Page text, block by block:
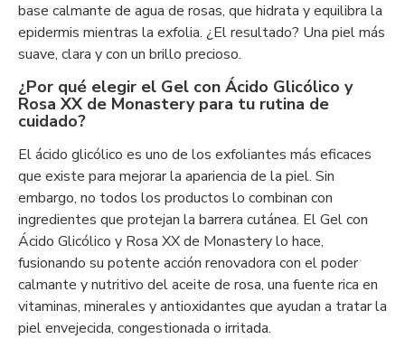
base calmante de agua de rosas, que hidrata y equilibra la
epidermis mientras la exfolia. ¿El resultado? Una piel más
suave, clara y con un brillo precioso.
¿Por qué elegir el Gel con Ácido Glicólico y
Rosa XX de Monastery para tu rutina de
cuidado?
El ácido glicólico es uno de los exfoliantes más eficaces
que existe para mejorar la apariencia de la piel. Sin
embargo, no todos los productos lo combinan con
ingredientes que protejan la barrera cutánea. El Gel con
Ácido Glicólico y Rosa XX de Monastery lo hace,
fusionando su potente acción renovadora con el poder
calmante y nutritivo del aceite de rosa, una fuente rica en
vitaminas, minerales y antioxidantes que ayudan a tratar la
piel envejecida, congestionada o irritada.